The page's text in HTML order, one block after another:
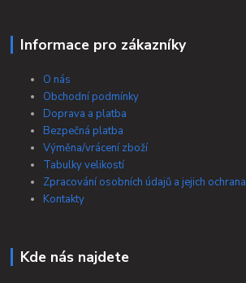
Informace pro zákazníky
O nás
Obchodní podmínky
Doprava a platba
Bezpečná platba
Výměna/vrácení zboží
Tabulky velikostí
Zpracování osobních údajů a jejich ochrana
Kontakty
Kde nás najdete